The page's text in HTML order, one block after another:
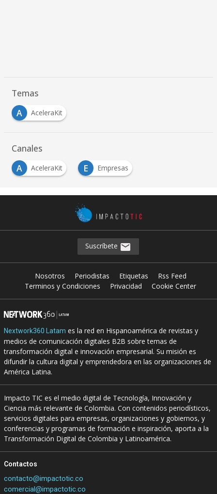
Temas
A
AceleraKit
Canales
A
AceleraKit E Empresas
Suscríbete
Nosotros Periodistas Etiquetas
Rss Feed
Terminos y Condiciones
Privacidad Cookie Center
Nextwork360 Latam es la red en Hispanoamérica de revistas y
medios de comunicación digitales B2B sobre temas de
transformación digital e innovación empresarial. Su misión es
difundir la cultura digital y emprendedora en las organizaciones de
América Latina.
Impacto TIC es el medio digital de Tecnología, Innovación y
Ciencia más relevante de Colombia. Con contenidos periodísticos,
servicios digitales para empresas, organizaciones y gobiernos, y
conferencias y programas de formación e inspiración, aporta a la
Transformación Digital de Colombia y Latinoamérica.
Contactos
contacto@impactotic.co
comercial@impactotic.co